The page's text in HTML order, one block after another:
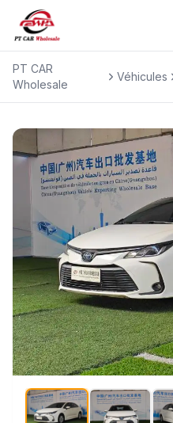
PT CAR
Wholesale
Véhicules